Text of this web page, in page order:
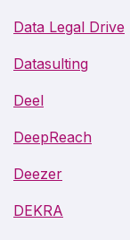
Data Legal Drive
Datasulting
Deel
DeepReach
Deezer
DEKRA